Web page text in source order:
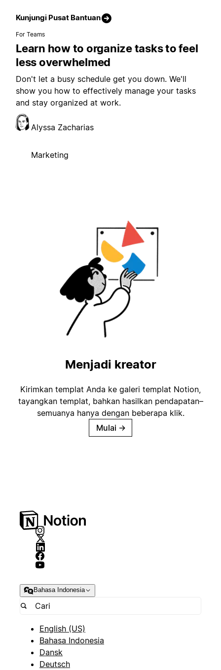
Kunjungi Pusat Bantuan
For Teams
Learn how to organize tasks to feel
less overwhelmed
Don't let a busy schedule get you down. We'll
show you how to effectively manage your tasks
and stay organized at work.
Alyssa Zacharias
Marketing
Menjadi kreator
Kirimkan templat Anda ke galeri templat Notion,
tayangkan templat, bahkan hasilkan pendapatan–
semuanya hanya dengan beberapa klik.
Mulai →
Bahasa Indonesia
English (US)
Bahasa Indonesia
Dansk
Deutsch